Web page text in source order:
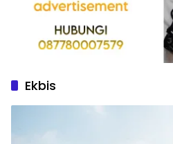
Ekbis